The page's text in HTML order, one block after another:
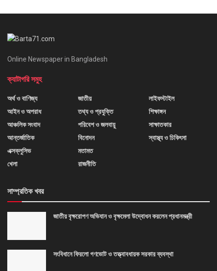
Online Newspaper in Bangladesh
ক্যাটাগরি সমুহ
অর্থ ও বাণিজ্য
আইন ও অপরাধ
আঞ্চলিক সংবাদ
আন্তর্জাতিক
এক্সক্লুসিভ
খেলা
জাতীয়
তথ্য ও প্রযুক্তি
পরিবেশ ও জলবায়ু
বিনোদন
মতামত
রাজনীতি
লাইফস্টাইল
শিক্ষাঙ্গন
সাক্ষাতকার
স্বাস্থ্য ও চিকিৎসা
সাম্প্রতিক খবর
জাতীয় বৃক্ষরোপণ অভিযান ও বৃক্ষমেলা উদ্বোধন করলেন প্রধানমন্ত্রী
সংবিধানে ফিরলো গণভোট ও তত্ত্বাবধায়ক সরকার ব্যবস্থা